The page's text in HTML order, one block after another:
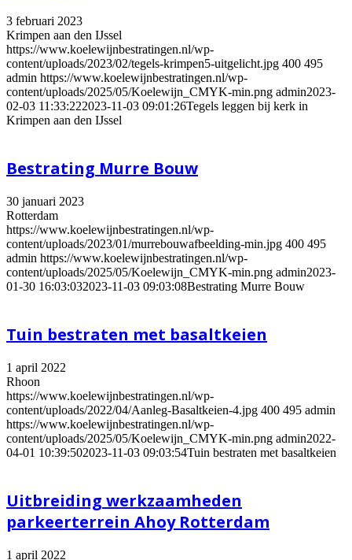
3 februari 2023
Krimpen aan den IJssel
https://www.koelewijnbestratingen.nl/wp-
content/uploads/2023/02/tegels-krimpen5-uitgelicht.jpg 400 495
admin https://www.koelewijnbestratingen.nl/wp-
content/uploads/2025/05/Koelewijn_CMYK-min.png admin2023-
02-03 11:33:222023-11-03 09:01:26Tegels leggen bij kerk in
Krimpen aan den IJssel
Bestrating Murre Bouw
30 januari 2023
Rotterdam
https://www.koelewijnbestratingen.nl/wp-
content/uploads/2023/01/murrebouwafbeelding-min.jpg 400 495
admin https://www.koelewijnbestratingen.nl/wp-
content/uploads/2025/05/Koelewijn_CMYK-min.png admin2023-
01-30 16:03:032023-11-03 09:03:08Bestrating Murre Bouw
Tuin bestraten met basaltkeien
1 april 2022
Rhoon
https://www.koelewijnbestratingen.nl/wp-
content/uploads/2022/04/Aanleg-Basaltkeien-4.jpg 400 495 admin
https://www.koelewijnbestratingen.nl/wp-
content/uploads/2025/05/Koelewijn_CMYK-min.png admin2022-
04-01 10:39:502023-11-03 09:03:54Tuin bestraten met basaltkeien
Uitbreiding werkzaamheden
parkeerterrein Ahoy Rotterdam
1 april 2022